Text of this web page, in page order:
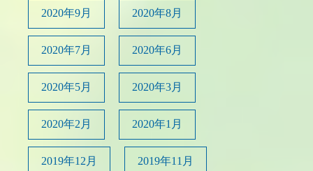
2020年9月 2020年8月
2020年7月 2020年6月
2020年5月 2020年3月
2020年2月 2020年1月
2019年12月 2019年11月